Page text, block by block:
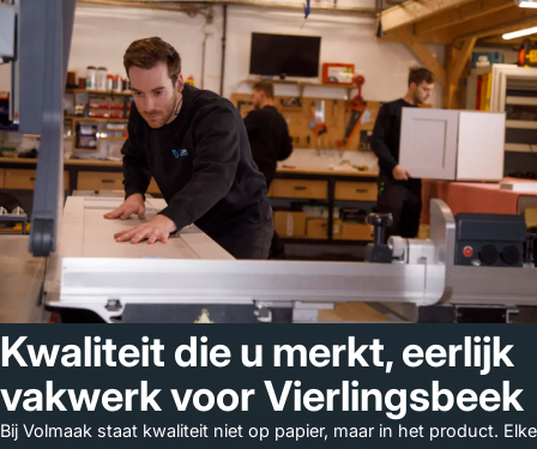
Kwaliteit die u merkt, eerlijk
vakwerk voor Vierlingsbeek
Bij Volmaak staat kwaliteit niet op papier, maar in het product. Elke